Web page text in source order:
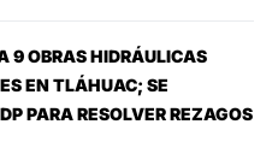
9 OBRAS HIDRÁULICAS
EN TLÁHUAC; SE
PARA RESOLVER REZAGOS